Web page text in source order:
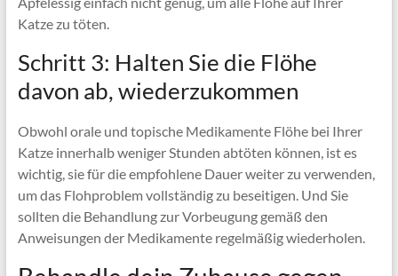
Katze zu töten.
Schritt 3: Halten Sie die Flöhe
davon ab, wiederzukommen
Obwohl orale und topische Medikamente Flöhe bei Ihrer
Katze innerhalb weniger Stunden abtöten können, ist es
wichtig, sie für die empfohlene Dauer weiter zu verwenden,
um das Flohproblem vollständig zu beseitigen. Und Sie
sollten die Behandlung zur Vorbeugung gemäß den
Anweisungen der Medikamente regelmäßig wiederholen.